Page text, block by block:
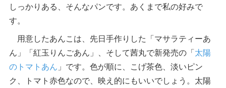
しっかりある、そんなパンです。あくまで私の好みで
す。
用意したあんこは、先日手作りした「マサラティーあ
ん」「紅玉りんごあん」、そして茜丸で新発売の「太陽
のトマトあん 」です。色が順に、こげ茶色、淡いピン
ク、トマト赤色なので、映え的にもいいでしょう。太陽